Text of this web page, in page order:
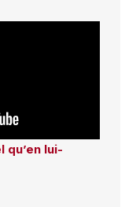
qu’en lui-